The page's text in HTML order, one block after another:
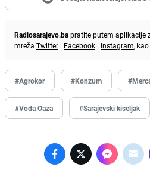
Radiosarajevo.bapratite putem aplikacije
mreža Twitter | Facebook | Instagram,
#Agrokor #Konzum
#Voda Oaza #Sarajevski kiseljak